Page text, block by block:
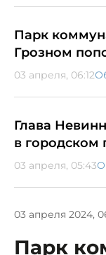
Парк
Грозном
03 апреля, 06:12
Глава
в городском
03 апреля, 05:43
03 апреля 2024,
Парк